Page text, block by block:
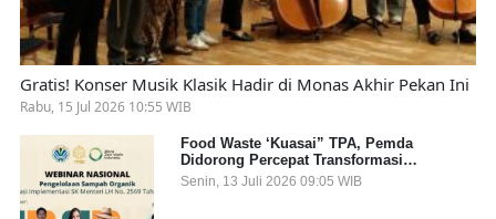
Gratis! Konser Musik Klasik Hadir di Monas Akhir Pekan Ini
Rabu, 15 Jul 2026 10:55 WIB
Food Waste ‘Kuasai” TPA, Pemda
Didorong Percepat Transformasi
Pengelolaan Sampah Organik dari Sumber
Senin, 13 Juli 2026 09:05 WIB